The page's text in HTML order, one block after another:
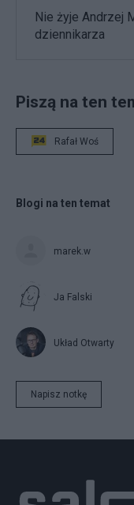
Nie żyje Andrzej
dziennikarza
Piszą na ten
Rafał Woś
Blogi na ten temat
marek.w
Ja Falski
Układ Otwarty
Napisz notkę